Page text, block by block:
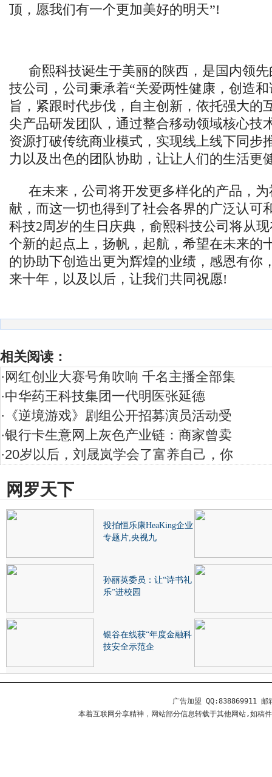
顶，愿我们有一个更加美好的明天”!
俞熙科技诞生于美丽的陕西，是国内领
技公司，公司秉承着“关爱两性健康，创造
旨，紧跟时代步伐，自主创新，依托强大的
尖产品研发团队，通过整合移动领域核心技
资源打破传统商业模式，实现线上线下同步
力以及出色的团队协助，让让人们的生活更
在未来，公司将开发更多样化的产品，
献，而这一切也得到了社会各界的广泛认可
科技2周岁的生日庆典，俞熙科技公司将从
个新的起点上，扬帆，起航，希望在未来的
的协助下创造出更为辉煌的业绩，感恩有你
来十年，以及以后，让我们共同祝愿!
相关阅读：
· 网红创业大赛号角吹响 千名主播全部集
·中华药王科技集团一代明医张延德
· 《逆境游戏》剧组公开招募演员活动受
·银行卡生意网上灰色产业链：商家曾卖
·20岁以后，刘晟岚学会了富养自己，你
网罗天下
投拍恒乐康HeaKing企业
专题片,央视九
孙丽英委员：让“诗书礼
乐”进校园
银谷在线获“年度金融科
技安全示范企
广告加盟 QQ:838869911 邮
本着互联网分享精神，网站部分信息转载于其他网站,如稿